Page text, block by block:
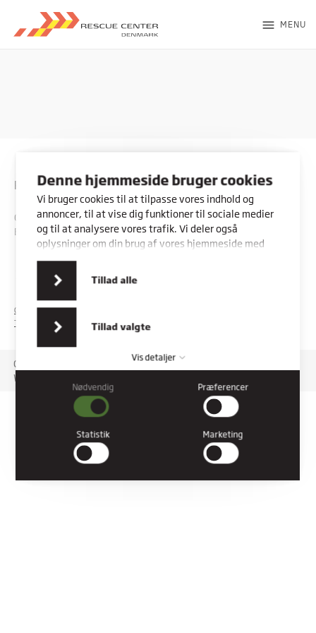
Denne hjemmeside bruger cookies
Vi bruger cookies til at tilpasse vores indhold og
annoncer, til at vise dig funktioner til sociale medier
og til at analysere vores trafik. Vi deler også
oplysninger om din brug af vores hjemmeside med
vores partnere inden for sociale medier,
annonceringspartnere og analysepartnere. Vores
partnere kan kombinere disse data med andre
oplysninger, du har givet dem, eller som de har
Tillad valgte
Tillad alle
Vis detaljer
Nødvendig
Nødvendige cookies hjælper med at gøre en hjemmeside
brugbar ved at aktivere grundlæggende funktioner såsom
side-navigation og adgang til sikre områder af hjemmesiden.
Hjemmesiden kan ikke fungere ordentligt uden disse cookies.
Nødvendig Præferencer
Statistik Marketing
menu MENU
Rybners - Rescue Center
CVR: 45357716
EAN: 5798000553842
Kontakt os
COOKIES
PRIVATLIVSPOLITIK
TILGÆNGELIGHEDSERKLÆRING
Copyright © 2026 Rybners. All rights reserved.
Website: Co3